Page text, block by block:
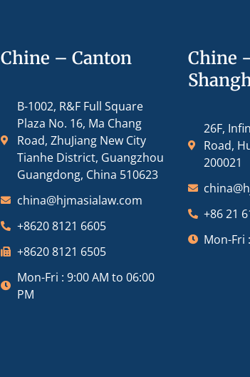
Chine – Canton
B-1002, R&F Full Square
Plaza No. 16, Ma Chang
Road, ZhuJiang New City
Tianhe District, Guangzhou
Guangdong, China 510623
china@hjmasialaw.com
+8620 8121 6605
+8620 8121 6505
Mon-Fri : 9:00 AM to 06:00
PM
Chine
26F,
Road,
200021
+86 21
Mon-Fri